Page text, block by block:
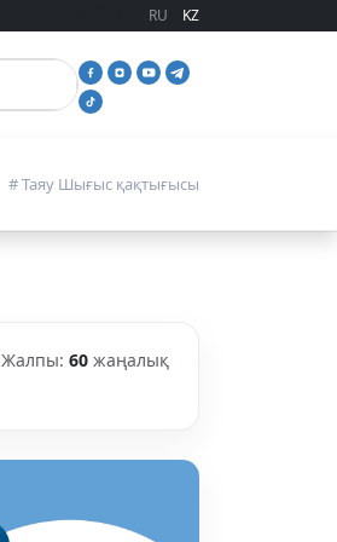
RU KZ
# Таяу Шығыс қақтығысы
Жалпы: 60 жаңалық